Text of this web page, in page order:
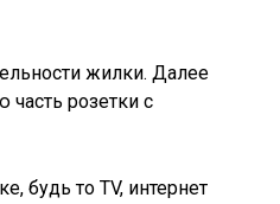
жилки. Далее
розетки с
будь то TV, интернет